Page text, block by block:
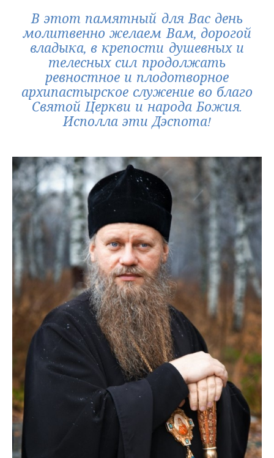
В этот памятный для Вас день
молитвенно желаем Вам, дорогой
владыка, в крепости душевных и
телесных сил продолжать
ревностное и плодотворное
архипастырское служение во благо
Святой Церкви и народа Божия.
Исполла эти Дэспота!